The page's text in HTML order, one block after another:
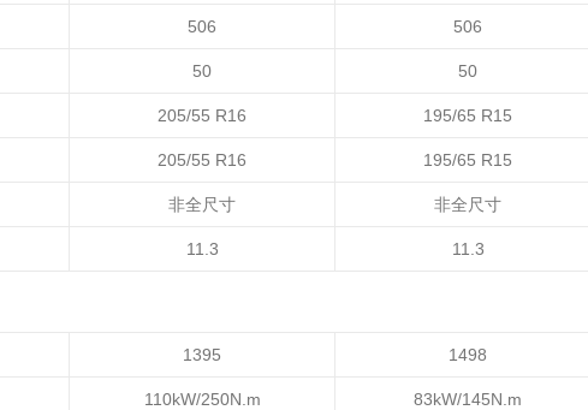
506 506
50 50
205/55 R16 195/65 R15
205/55 R16 195/65 R15
非全尺寸 非全尺寸
11.3 11.3
1395 1498
110kW/250N.m 83kW/145N.m